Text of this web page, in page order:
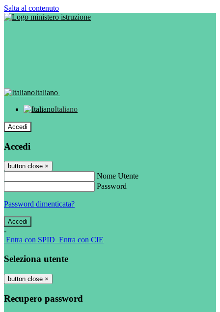
Salta al contenuto
Italiano
Italiano
Accedi
Accedi
button close ×
Nome Utente
Password
Password dimenticata?
-
Entra con SPID Entra con CIE
Seleziona utente
button close ×
Recupero password